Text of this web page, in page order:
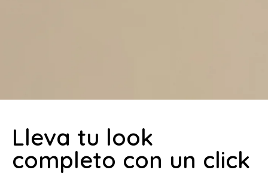
Lleva tu look
completo con un click